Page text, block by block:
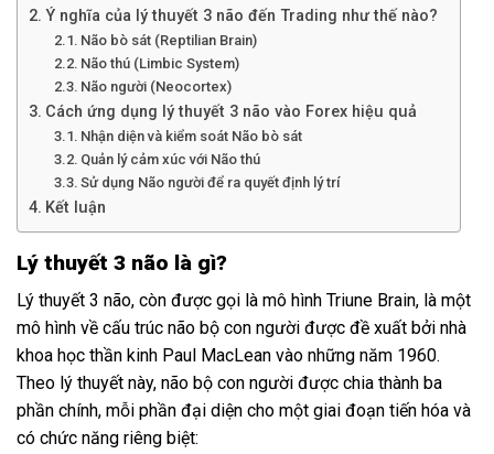
Ý nghĩa của lý thuyết 3 não đến Trading như thế nào?
Não bò sát (Reptilian Brain)
Não thú (Limbic System)
Não người (Neocortex)
Cách ứng dụng lý thuyết 3 não vào Forex hiệu quả
Nhận diện và kiểm soát Não bò sát
Quản lý cảm xúc với Não thú
Sử dụng Não người để ra quyết định lý trí
Kết luận
Lý thuyết 3 não là gì?
Lý thuyết 3 não, còn được gọi là mô hình Triune Brain, là một
mô hình về cấu trúc não bộ con người được đề xuất bởi nhà
khoa học thần kinh Paul MacLean vào những năm 1960.
Theo lý thuyết này, não bộ con người được chia thành ba
phần chính, mỗi phần đại diện cho một giai đoạn tiến hóa và
có chức năng riêng biệt: